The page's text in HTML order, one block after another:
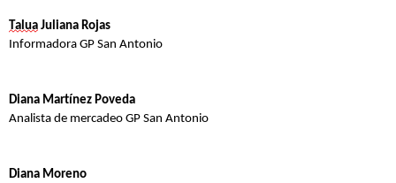
Talua Juliana Rojas
Informadora GP San Antonio
Diana Martínez Poveda
Analista de mercadeo GP San Antonio
Diana Moreno